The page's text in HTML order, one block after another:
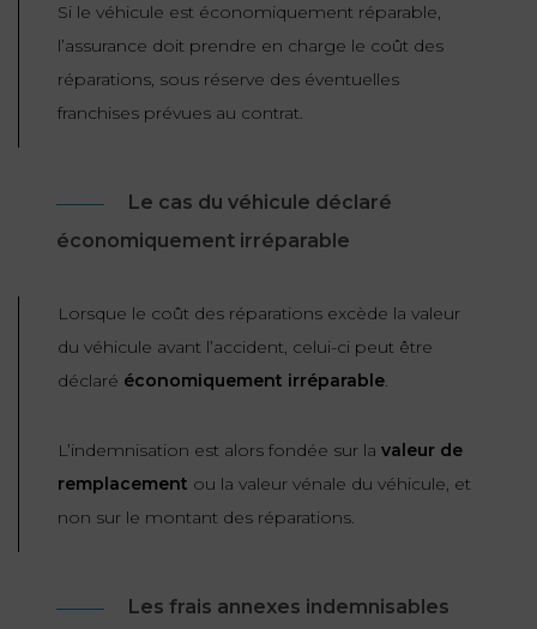
Si le véhicule est économiquement réparable,
l’assurance doit prendre en charge le coût des
réparations, sous réserve des éventuelles
franchises prévues au contrat.
Le cas du véhicule déclaré
économiquement irréparable
Lorsque le coût des réparations excède la valeur
du véhicule avant l’accident, celui-ci peut être
déclaré économiquement irréparable.
L’indemnisation est alors fondée sur la valeur de
remplacement ou la valeur vénale du véhicule, et
non sur le montant des réparations.
Les frais annexes indemnisables